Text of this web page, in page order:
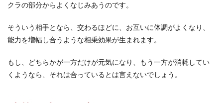
クラの部分からよくなじみあうのです。
そういう相手となら、交わるほどに、お互いに体調がよくなり、
能力を増幅し合うような相乗効果が生まれます。
もし、どちらかが一方だけが元気になり、もう一方が消耗してい
くようなら、それは合っているとは言えないでしょう。